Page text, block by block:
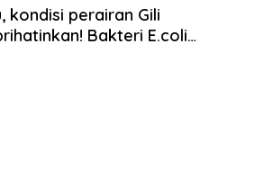
kondisi perairan Gili
Bakteri E.coli